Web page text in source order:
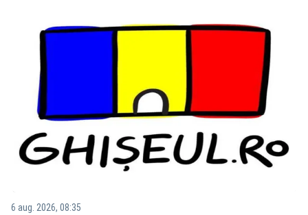
6 aug. 2026, 08:35